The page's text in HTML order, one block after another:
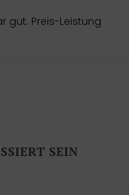
gut. Preis-Leistung
SEIN